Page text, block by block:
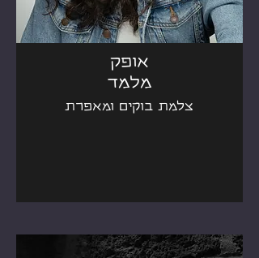
אופק
מלמד
צלמת בוקים ומאפרת